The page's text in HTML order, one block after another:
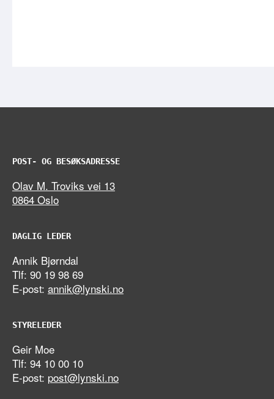
POST- OG BESØKSADRESSE
Olav M. Troviks vei 13
0864 Oslo
DAGLIG LEDER
Annik Bjørndal
Tlf: 90 19 98 69
E-post: annik@lynski.no
STYRELEDER
Geir Moe
Tlf: 94 10 00 10
E-post: post@lynski.no